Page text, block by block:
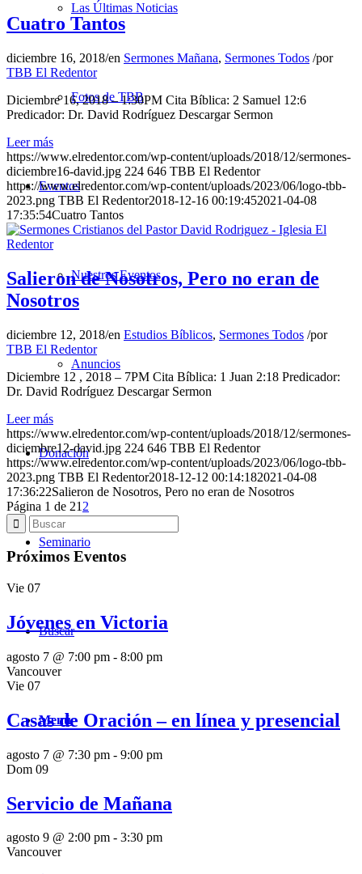
Las Últimas Noticias
Fotos de TBB
Eventos
Nuestros Eventos
Anuncios
Donación
Seminario
Buscar
Menú
Cuatro Tantos
diciembre 16, 2018/en Sermones Mañana, Sermones Todos /por
TBB El Redentor
Diciembre 16, 2018 – 1:30PM Cita Bíblica: 2 Samuel 12:6
Predicador: Dr. David Rodríguez Descargar Sermon
Leer más
https://www.elredentor.com/wp-content/uploads/2018/12/sermones-
diciembre16-david.jpg 224 646 TBB El Redentor
https://www.elredentor.com/wp-content/uploads/2023/06/logo-tbb-
2023.png TBB El Redentor2018-12-16 00:19:452021-04-08
17:35:54Cuatro Tantos
Salieron de Nosotros, Pero no eran de
Nosotros
diciembre 12, 2018/en Estudios Bíblicos, Sermones Todos /por
TBB El Redentor
Diciembre 12 , 2018 – 7PM Cita Bíblica: 1 Juan 2:18 Predicador:
Dr. David Rodríguez Descargar Sermon
Leer más
https://www.elredentor.com/wp-content/uploads/2018/12/sermones-
diciembre12-david.jpg 224 646 TBB El Redentor
https://www.elredentor.com/wp-content/uploads/2023/06/logo-tbb-
2023.png TBB El Redentor2018-12-12 00:14:182021-04-08
17:36:22Salieron de Nosotros, Pero no eran de Nosotros
Página 1 de 21 2
Próximos Eventos
Vie 07
Jóvenes en Victoria
agosto 7 @ 7:00 pm - 8:00 pm
Vancouver
Vie 07
Casas de Oración – en línea y presencial
agosto 7 @ 7:30 pm - 9:00 pm
Dom 09
Servicio de Mañana
agosto 9 @ 2:00 pm - 3:30 pm
Vancouver